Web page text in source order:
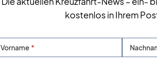
kostenlos in Ihrem
Vorname